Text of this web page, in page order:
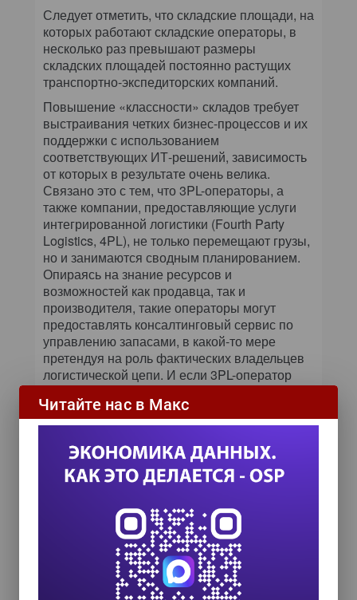
Следует отметить, что складские площади, на
которых работают складские операторы, в
несколько раз превышают размеры
складских площадей постоянно растущих
транспортно-экспедиторских компаний.
Повышение «классности» складов требует
выстраивания четких бизнес-процессов и их
поддержки с использованием
соответствующих ИТ-решений, зависимость
от которых в результате очень велика.
Связано это с тем, что 3PL-операторы, а
также компании, предоставляющие услуги
интегрированной логистики (Fourth Party
Logistics, 4PL), не только перемещают грузы,
но и занимаются сводным планированием.
Опираясь на знание ресурсов и
возможностей как продавца, так и
производителя, такие операторы могут
предоставлять консалтинговый сервис по
управлению запасами, в какой-то мере
претендуя на роль фактических владельцев
логистической цепи. И если 3PL-оператор
еще может ассоциироваться только с WMS-
системой, то набор функций 4PL-оператора
лежит уже в области охвата ERP-систем. В
связи с этим ожидается рост инвестиций в
информационные технологии,
обеспечивающие эффективное
функционирование компаний.
Темпы роста рынка WMS ежегодно
увеличиваются примерно на 50%.
Упоминаются следующие зарубежные и
российские решения разного уровня: SAP
LES, Oracle Warehouse Management,
Читайте нас в Макс